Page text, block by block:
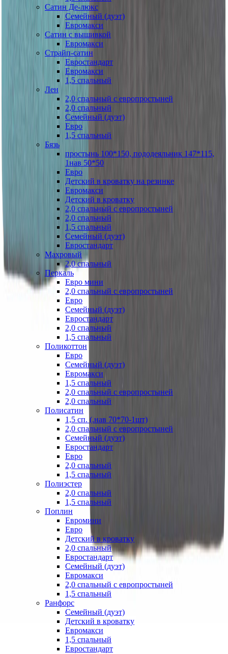
Сатин Де-люкс
Семейный (дуэт)
Евромакси
Сатин с вышивкой
Евромакси
Страйп-сатин
Евростандарт
Евромакси
1,5 спальный
Лен
2,0 спальный с европростыней
2,0 спальный
Семейный (дуэт)
Евро
1,5 спальный
Бязь
простынь 100*150, пододеяльник 147*115,
1нав 50*50
Евро
Детский в кроватку на резинке
Евромакси
Детский в кроватку
2,0 спальный с европростыней
2,0 спальный
1,5 спальный
Семейный (дуэт)
Евростандарт
Махровый
2,0 спальный
Перкаль
Евро мини
2,0 спальный с европростыней
Евро
Семейный (дуэт)
Евростандарт
2,0 спальный
1,5 спальный
Поликоттон
Евро
Семейный (дуэт)
Евромакси
1,5 спальный
2,0 спальный с европростыней
2,0 спальный
Полисатин
1,5 сп. (.нав 70*70-1шт)
2,0 спальный с европростыней
Семейный (дуэт)
Евростандарт
Евро
2,0 спальный
1,5 спальный
Полиэстер
2,0 спальный
1,5 спальный
Поплин
Евромини
Евро
Детский в кроватку
2,0 спальный
Евростандарт
Семейный (дуэт)
Евромакси
2,0 спальный с европростыней
1,5 спальный
Ранфорс
Семейный (дуэт)
Детский в кроватку
Евромакси
1,5 спальный
Евростандарт